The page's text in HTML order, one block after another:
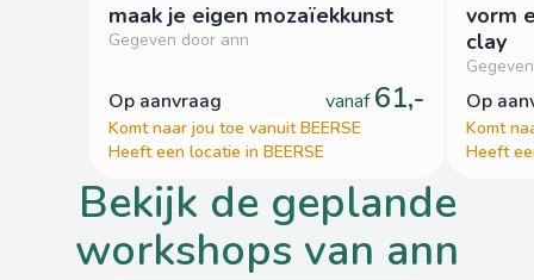
maak je eigen mozaïekkunst
Gegeven door ann
op aanvraag vanaf 61,-
Komt naar jou toe vanuit BEERSE
Heeft een locatie in BEERSE
vorm
clay
op
Komt
Heeft
bekijk de geplande
workshops van ann